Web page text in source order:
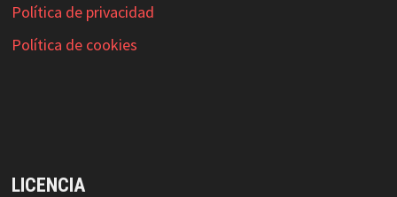
Política de privacidad
Política de cookies
LICENCIA